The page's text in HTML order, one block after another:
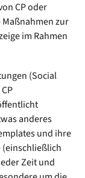
CP oder
zur
im Rahmen
(Social
anderes
und ihre
(einschließlich
Zeit und